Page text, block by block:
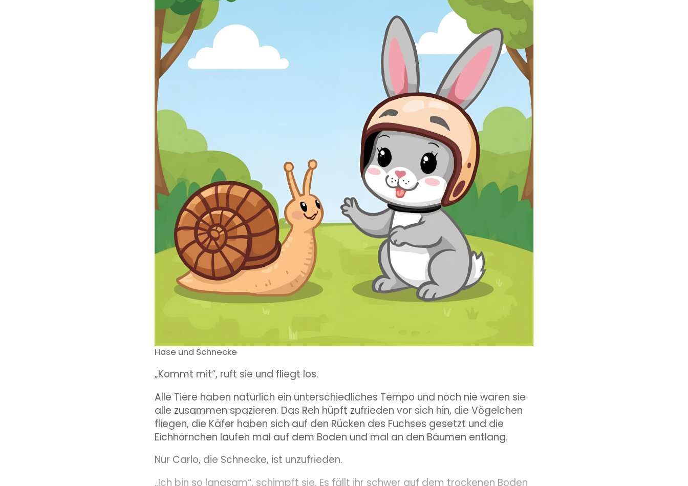
Hase und Schnecke
„Kommt mit“, ruft sie und fliegt los.
Alle Tiere haben natürlich ein unterschiedliches Tempo und noch nie waren sie
alle zusammen spazieren. Das Reh hüpft zufrieden vor sich hin, die Vögelchen
fliegen, die Käfer haben sich auf den Rücken des Fuchses gesetzt und die
Eichhörnchen laufen mal auf dem Boden und mal an den Bäumen entlang.
Nur Carlo, die Schnecke, ist unzufrieden.
„Ich bin so langsam“, schimpft sie. Es fällt ihr schwer auf dem trockenen Boden